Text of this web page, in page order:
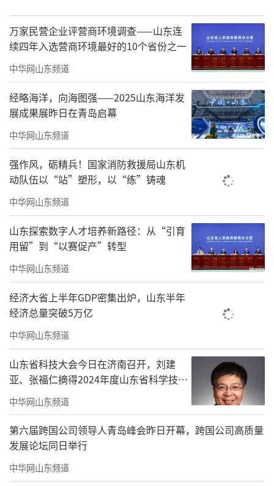
能效等级、安全要求、噪音等基础性能及物联
网技术的创新应用角度引导行业健康发展，是
磁气悬浮离心机组首个国家标准，弥补了行业
空白。海尔智慧楼宇作为第一起草单位，牵头
《无油悬浮离心式冷水（热泵)机组》国标制
订。
国家标准的背后，也体现出海尔磁悬浮空
调的行业引领地位。海尔是最早在国内推行磁
悬浮中央空调的企业，海尔高效气悬浮冷水机
组入选国家发改委《绿色节能推广目录》并成
为行业唯一入选产品，标志着其在双碳目标下
的技术领先性和社会价值。海尔磁悬浮中央空
调拥有100+专利，3项国际领先科技成果，14家
认证机构认可，19项行业领先认证，已连续7年
居全球第一份额。案例覆盖酒店、医院、数据
中心、轨道交通、工业生产、商业地产等各大
行业，打造5000余节能示范项目，累计节能23
亿度电。海尔磁气悬浮的发展史，就是中国磁
气悬浮的发展史。
智慧住居二三事儿
嘉奖千余人！
发颁奖大会
万家民营企业评营商环境调查——山东连
续四年入选营商环境最好的10个省份之一
中华网山东频道
经略海洋，向海图强——2025山东海洋发
展成果展昨日在青岛启幕
中华网山东频道
强作风，砺精兵！国家消防救援局山东机
动队伍以“站”塑形，以“练”铸魂
中华网山东频道
山东探索数字人才培养新路径：从“引育
用留”到“以赛促产”转型
中华网山东频道
经济大省上半年GDP密集出炉，山东半年
经济总量突破5万亿
中华网山东频道
山东省科技大会今日在济南召开，刘建
亚、张福仁摘得2024年度山东省科学技术
奖最高奖！
中华网山东频道
第六届跨国公司领导人青岛峰会昨日开幕，跨国公司高质量
发展论坛同日举行
中华网山东频道